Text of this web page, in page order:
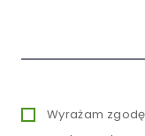
Wyrażam